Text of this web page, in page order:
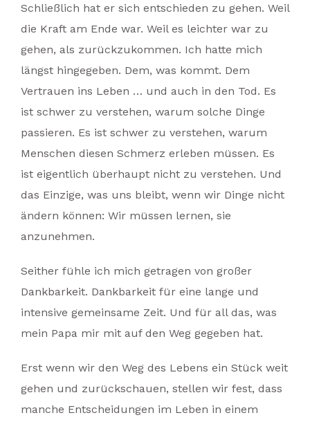
Schließlich hat er sich entschieden zu gehen. Weil
die Kraft am Ende war. Weil es leichter war zu
gehen, als zurückzukommen. Ich hatte mich
längst hingegeben. Dem, was kommt. Dem
Vertrauen ins Leben … und auch in den Tod. Es
ist schwer zu verstehen, warum solche Dinge
passieren. Es ist schwer zu verstehen, warum
Menschen diesen Schmerz erleben müssen. Es
ist eigentlich überhaupt nicht zu verstehen. Und
das Einzige, was uns bleibt, wenn wir Dinge nicht
ändern können: Wir müssen lernen, sie
anzunehmen.
Seither fühle ich mich getragen von großer
Dankbarkeit. Dankbarkeit für eine lange und
intensive gemeinsame Zeit. Und für all das, was
mein Papa mir mit auf den Weg gegeben hat.
Erst wenn wir den Weg des Lebens ein Stück weit
gehen und zurückschauen, stellen wir fest, dass
manche Entscheidungen im Leben in einem